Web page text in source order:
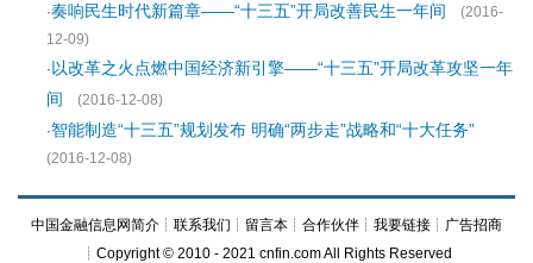
·奏响民生时代新篇章——“十三五”开局改善民生一年间
(2016-
12-09)
·以改革之火点燃中国经济新引擎——“十三五”开局改革攻坚一年
间
(2016-12-08)
·智能制造“十三五”规划发布 明确“两步走”战略和“十大任务”
(2016-12-08)
中国金融信息网简介 ┊ 联系我们 ┊ 留言本 ┊ 合作伙伴 ┊ 我要链接 ┊ 广告招商
┊Copyright © 2010 - 2021 cnfin.com All Rights Reserved